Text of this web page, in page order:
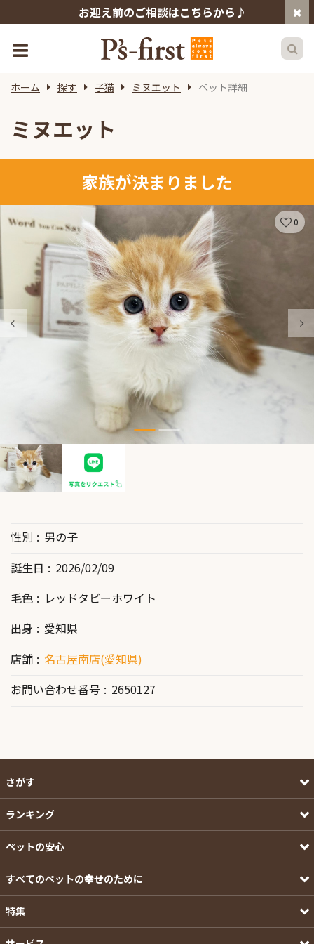
お迎え前のご相談はこちらから♪
ホーム 探す 子猫 ミヌエット ペット詳細
ミヌエット
家族が決まりました
0
性別
男の子
誕生日
2026/02/09
毛色
レッドタビーホワイト
出身
愛知県
店舗
名古屋南店(愛知県)
お問い合わせ番号
2650127
さがす
ランキング
ペットの安心
すべてのペットの幸せのために
特集